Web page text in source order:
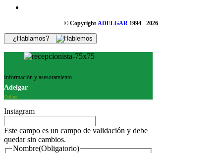
© Copyright ADELGAR 1994 - 2026
¿Hablamos?
Información y asesoramiento
Adelgar
Online
Instagram
Este campo es un campo de validación y debe
quedar sin cambios.
Nombre(Obligatorio)